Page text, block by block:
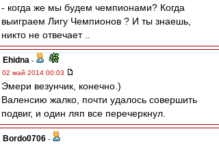
- когда же мы будем чемпионами? Когда
выиграем Лигу Чемпионов ? И ты знаешь,
никто не отвечает ..
Ehidna -
02 май 2014 00:03
Эмери везунчик, конечно.)
Валенсию жалко, почти удалось совершить
подвиг, и один ляп все перечеркнул.
Bordo0706 -